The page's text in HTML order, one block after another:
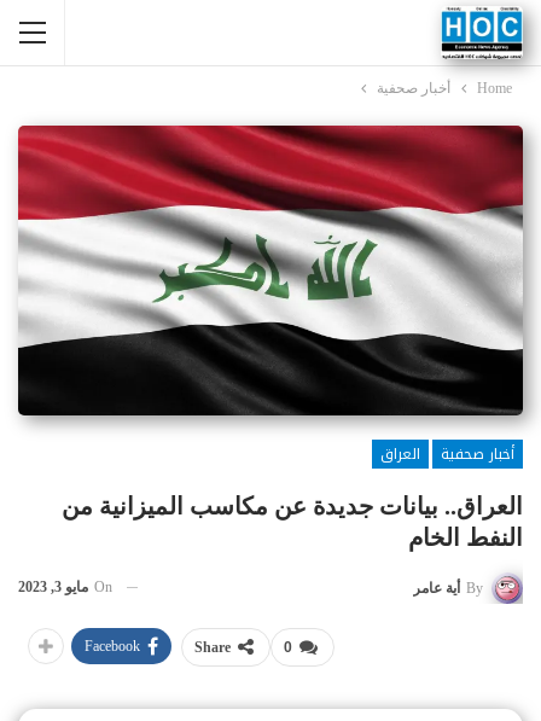
Home أخبار صحفية
أخبار صحفية
العراق
العراق.. بيانات جديدة عن مكاسب الميزانية من
النفط الخام
By أية عامر On مايو 3, 2023
0
Share
Facebook